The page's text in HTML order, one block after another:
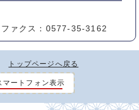
ァクス：0577-35-3162
トップページへ戻る
マートフォン表示